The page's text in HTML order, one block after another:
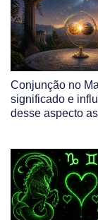
Conjunção no
significado e
desse aspecto